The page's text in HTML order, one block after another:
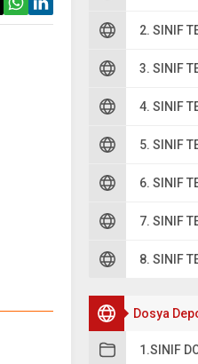
2. SINIF
3. SINIF
4. SINIF
5. SINIF
6. SINIF
7. SINIF
8. SINIF
Dosya
1.SINIF
Soru 2
Kırılan kemiklerin